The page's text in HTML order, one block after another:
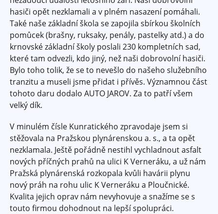
hasiči opět nezklamali a v plném nasazení pomáhali.
Také naše základní škola se zapojila sbírkou školních
pomůcek (brašny, ruksaky, penály, pastelky atd.) a do
krnovské základní školy poslali 230 kompletních sad,
které tam odvezli, kdo jiný, než naši dobrovolní hasiči.
Bylo toho tolik, že se to nevešlo do našeho služebního
tranzitu a museli jsme přidat i přívěs. Významnou část
tohoto daru dodalo AUTO JAROV. Za to patří všem
velký dík.
V minulém čísle Kunratického zpravodaje jsem si
stěžovala na Pražskou plynárenskou a. s., a ta opět
nezklamala. Ještě pořádně nestihl vychladnout asfalt
nových příčných prahů na ulici K Verneráku, a už nám
Pražská plynárenská rozkopala kvůli havárii plynu
nový práh na rohu ulic K Verneráku a Ploučnické.
Kvalita jejich oprav nám nevyhovuje a snažíme se s
touto firmou dohodnout na lepší spolupráci.